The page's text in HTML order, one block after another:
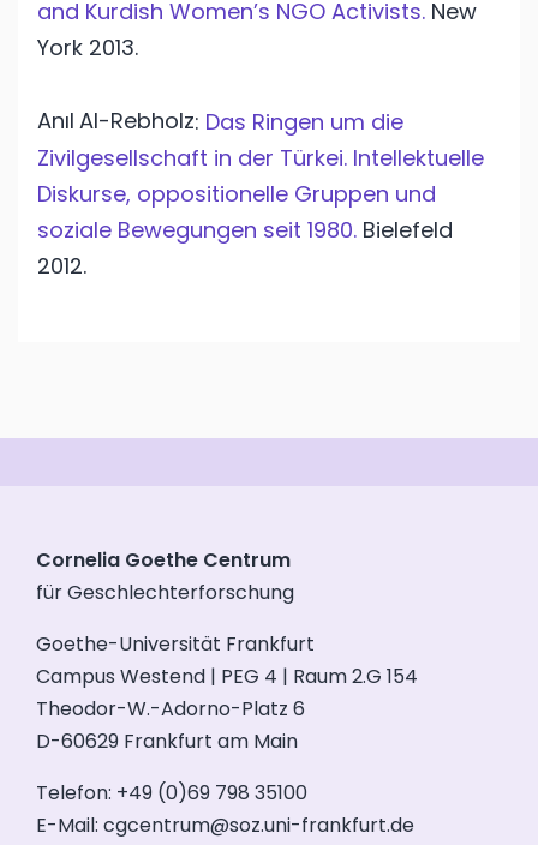
and Kurdish Women’s NGO Activists. New
York 2013.
Anıl Al-Rebholz: Das Ringen um die
Zivilgesellschaft in der Türkei. Intellektuelle
Diskurse, oppositionelle Gruppen und
soziale Bewegungen seit 1980. Bielefeld
2012.
Cornelia Goethe Centrum
für Geschlechterforschung
Goethe-Universität Frankfurt
Campus Westend | PEG 4 | Raum 2.G 154
Theodor-W.-Adorno-Platz 6
D-60629 Frankfurt am Main
Telefon: +49 (0)69 798 35100
E-Mail: cgcentrum@soz.uni-frankfurt.de